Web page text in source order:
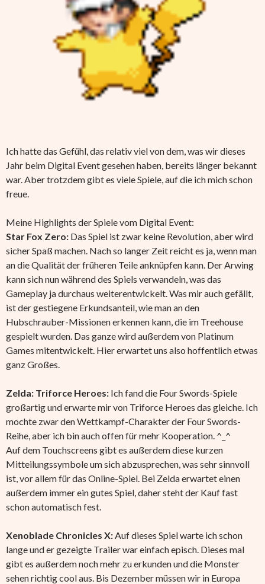
Ich hatte das Gefühl, das relativ viel von dem, was wir dieses
Jahr beim Digital Event gesehen haben, bereits länger bekannt
war. Aber trotzdem gibt es viele Spiele, auf die ich mich schon
freue.
Meine Highlights der Spiele vom Digital Event:
Star Fox Zero: Das Spiel ist zwar keine Revolution, aber wird
sicher Spaß machen. Nach so langer Zeit reicht es ja, wenn man
an die Qualität der früheren Teile anknüpfen kann. Der Arwing
kann sich nun während des Spiels verwandeln, was das
Gameplay ja durchaus weiterentwickelt. Was mir auch gefällt,
ist der gestiegene Erkundsanteil, wie man an den
Hubschrauber-Missionen erkennen kann, die im Treehouse
gespielt wurden. Das ganze wird außerdem von Platinum
Games mitentwickelt. Hier erwartet uns also hoffentlich etwas
ganz Großes.
Zelda: Triforce Heroes: Ich fand die Four Swords-Spiele
großartig und erwarte mir von Triforce Heroes das gleiche. Ich
mochte zwar den Wettkampf-Charakter der Four Swords-
Reihe, aber ich bin auch offen für mehr Kooperation. ^_^
Auf dem Touchscreens gibt es außerdem diese kurzen
Mitteilungssymbole um sich abzusprechen, was sehr sinnvoll
ist, vor allem für das Online-Spiel. Bei Zelda erwartet einen
außerdem immer ein gutes Spiel, daher steht der Kauf fast
schon automatisch fest.
Xenoblade Chronicles X: Auf dieses Spiel warte ich schon
lange und er gezeigte Trailer war einfach episch. Dieses mal
gibt es außerdem noch mehr zu erkunden und die Monster
sehen richtig cool aus. Bis Dezember müssen wir in Europa